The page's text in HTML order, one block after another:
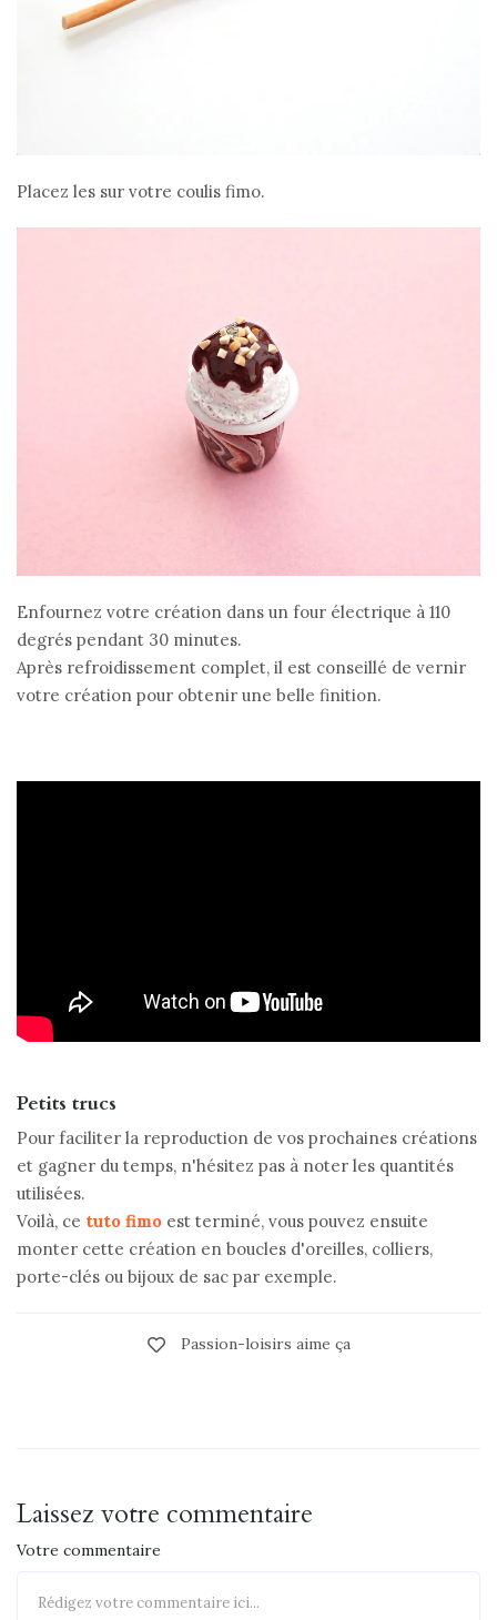
Placez les sur votre coulis fimo.
Enfournez votre création dans un four électrique à 110
degrés pendant 30 minutes.
Après refroidissement complet, il est conseillé de vernir
votre création pour obtenir une belle finition.
Petits trucs
Pour faciliter la reproduction de vos prochaines créations
et gagner du temps, n'hésitez pas à noter les quantités
utilisées.
Voilà, ce tuto fimo est terminé, vous pouvez ensuite
monter cette création en boucles d'oreilles, colliers,
porte-clés ou bijoux de sac par exemple.
Passion-loisirs aime ça
Laissez votre commentaire
Votre commentaire